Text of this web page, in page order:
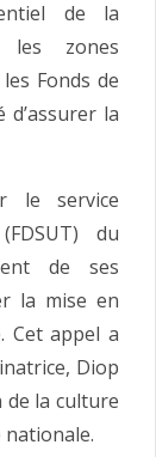
de la
les zones
Fonds de
la
le service
du
de ses
la mise en
Cet appel a
Diop
de la culture
nationale.